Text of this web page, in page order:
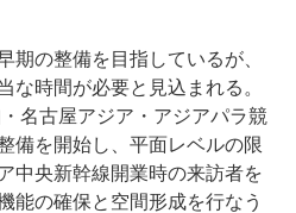
期の整備を目指しているが、
な時間が必要と見込まれる。
名古屋アジア・アジアパラ競
備を開始し、平面レベルの限
中央新幹線開業時の来訪者を
能の確保と空間形成を行なう